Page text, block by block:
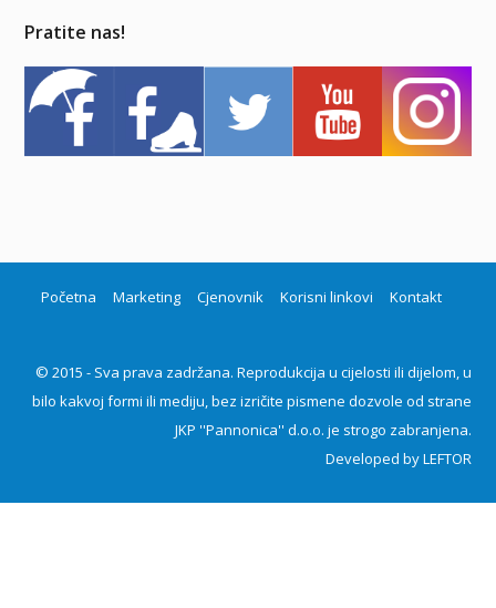
Pratite nas!
Početna Marketing Cjenovnik Korisni linkovi Kontakt
© 2015 - Sva prava zadržana. Reprodukcija u cijelosti ili dijelom, u
bilo kakvoj formi ili mediju, bez izričite pismene dozvole od strane
JKP ''Pannonica'' d.o.o. je strogo zabranjena.
Developed byLEFTOR